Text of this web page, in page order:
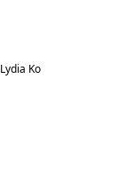
Lydia Ko